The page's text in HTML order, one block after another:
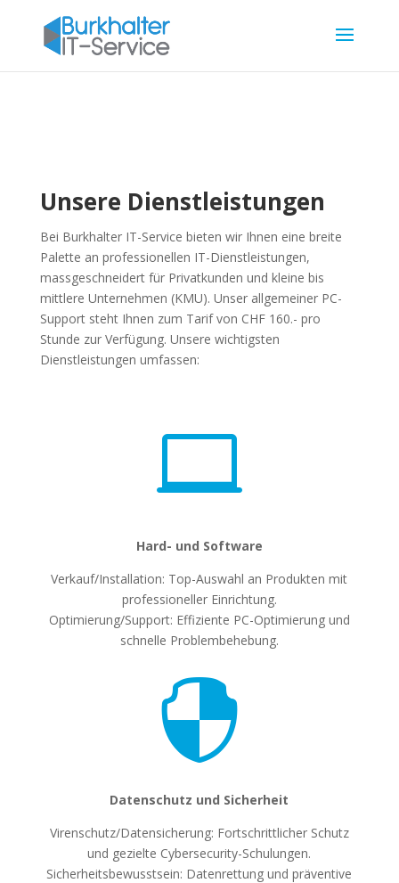
Unsere Dienstleistungen
Bei Burkhalter IT-Service bieten wir Ihnen eine breite
Palette an professionellen IT-Dienstleistungen,
massgeschneidert für Privatkunden und kleine bis
mittlere Unternehmen (KMU). Unser allgemeiner PC-
Support steht Ihnen zum Tarif von CHF 160.- pro
Stunde zur Verfügung. Unsere wichtigsten
Dienstleistungen umfassen:

Hard- und Software
Verkauf/Installation: Top-Auswahl an Produkten mit
professioneller Einrichtung.
Optimierung/Support: Effiziente PC-Optimierung und
schnelle Problembehebung.

Datenschutz und Sicherheit
Virenschutz/Datensicherung: Fortschrittlicher Schutz
und gezielte Cybersecurity-Schulungen.
Sicherheitsbewusstsein: Datenrettung und präventive